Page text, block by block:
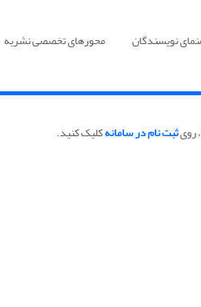
نویسندگان محورهای تخصصی نشریه
رویثبت نام در سامانهکلیک کنید.